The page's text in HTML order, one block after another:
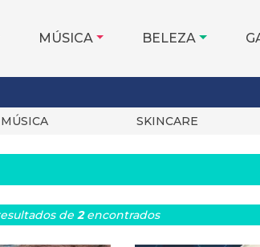
MÚSICA BELEZA
MÚSICA SKINCARE
de 2encontrados